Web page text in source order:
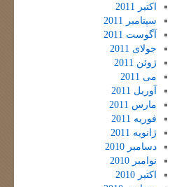
اکتبر 2011
سپتامبر 2011
آگوست 2011
جولای 2011
ژوئن 2011
می 2011
آوریل 2011
مارس 2011
فوریه 2011
ژانویه 2011
دسامبر 2010
نوامبر 2010
اکتبر 2010